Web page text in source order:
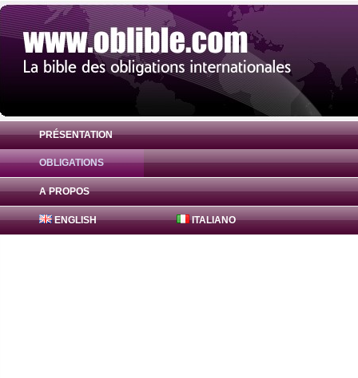
PRÉSENTATION
OBLIGATIONS
A PROPOS
ENGLISH ITALIANO
Obligation Bajaj Finance Bonds 7.93% (